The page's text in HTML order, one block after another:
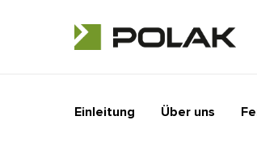
Einleitung Über uns